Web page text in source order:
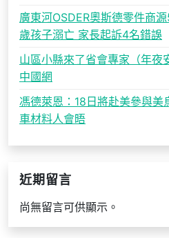
廣東河OSDER奧斯德零件商
歲孩子溺亡 家長起訴4名錯誤
山區小縣來了省會專家（年夜
中國網
馮德萊恩：18日將赴美參與美
車材料人會晤
近期留言
尚無留言可供顯示。